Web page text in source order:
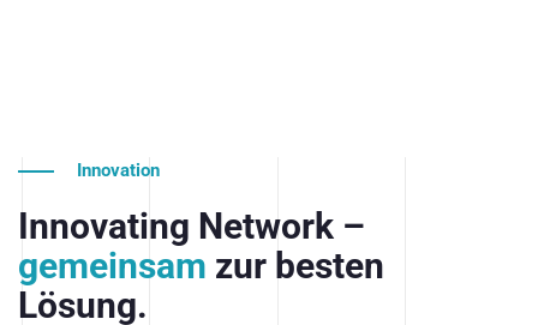
Innovation
Innovating Network –
gemeinsam zur besten
Lösung.